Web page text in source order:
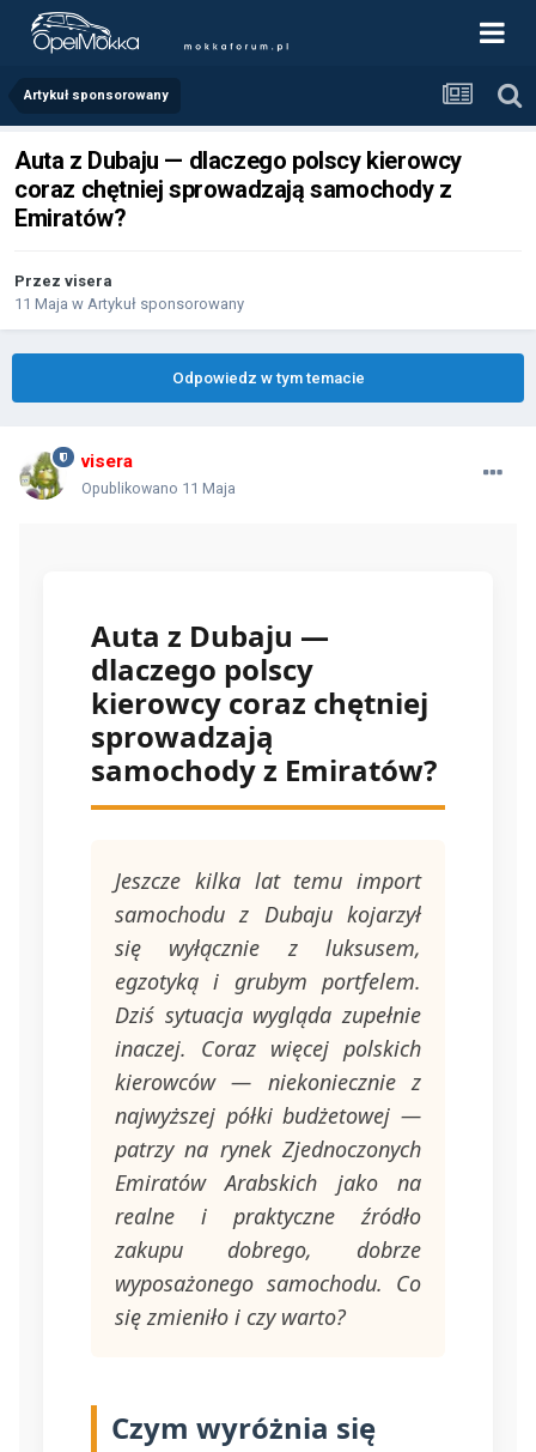
Artykuł sponsorowany
Auta z Dubaju — dlaczego polscy kierowcy
coraz chętniej sprowadzają samochody z
Emiratów?
Przez visera
11 Maja w Artykuł sponsorowany
Odpowiedz w tym temacie
visera
Opublikowano 11 Maja
Auta z Dubaju —
dlaczego polscy
kierowcy coraz chętniej
sprowadzają
samochody z Emiratów?
Jeszcze kilka lat temu import
samochodu z Dubaju kojarzył
się wyłącznie z luksusem,
egzotyką i grubym portfelem.
Dziś sytuacja wygląda zupełnie
inaczej. Coraz więcej polskich
kierowców — niekoniecznie z
najwyższej półki budżetowej —
patrzy na rynek Zjednoczonych
Emiratów Arabskich jako na
realne i praktyczne źródło
zakupu dobrego, dobrze
wyposażonego samochodu. Co
się zmieniło i czy warto?
Czym wyróżnia się